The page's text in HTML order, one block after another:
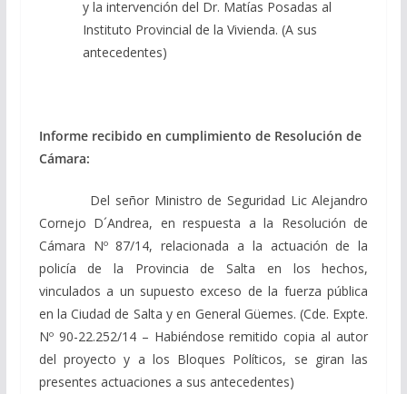
y la intervención del Dr. Matías Posadas al
Instituto Provincial de la Vivienda. (A sus
antecedentes)
Informe recibido en cumplimiento de Resolución de
Cámara:
Del señor Ministro de Seguridad Lic Alejandro
Cornejo D´Andrea, en respuesta a la Resolución de
Cámara Nº 87/14, relacionada a la actuación de la
policía de la Provincia de Salta en los hechos,
vinculados a un supuesto exceso de la fuerza pública
en la Ciudad de Salta y en General Güemes. (Cde. Expte.
Nº 90-22.252/14 – Habiéndose remitido copia al autor
del proyecto y a los Bloques Políticos, se giran las
presentes actuaciones a sus antecedentes)